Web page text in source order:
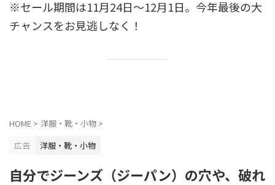
※セール期間は11月24日〜12月1日。今年最後の大
チャンスをお見逃しなく！
HOME > 洋服・靴・小物 >
広告
洋服・靴・小物
自分でジーンズ（ジーパン）の穴や、破れ